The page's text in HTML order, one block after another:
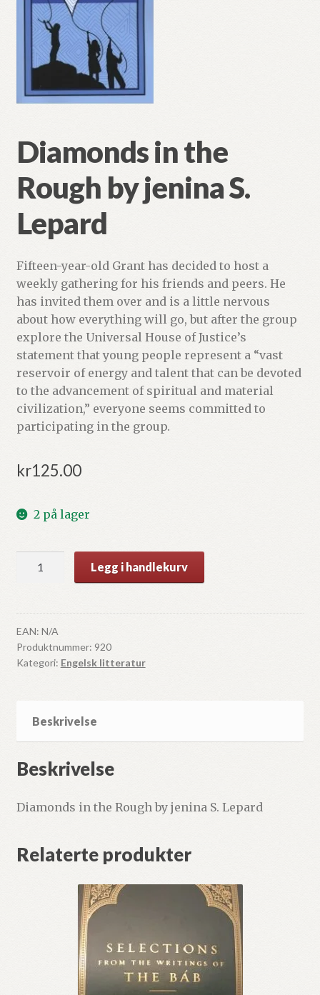
Studieserien
Ruhi
Andre språk
E-bøker
CD og DVD
Annet
Diamonds in the
Rough by jenina S.
Lepard
Fifteen-year-old Grant has decided to host a
weekly gathering for his friends and peers. He
has invited them over and is a little nervous
about how everything will go, but after the group
explore the Universal House of Justice’s
statement that young people represent a “vast
reservoir of energy and talent that can be devoted
to the advancement of spiritual and material
civilization,” everyone seems committed to
participating in the group.
kr125.00
2 på lager
Rough
by
jenina
S.
Legg i handlekurv
EAN: N/A
Produktnummer: 920
Kategori: Engelsk litteratur
Beskrivelse
Beskrivelse
Diamonds in the Rough by jenina S. Lepard
Relaterte produkter